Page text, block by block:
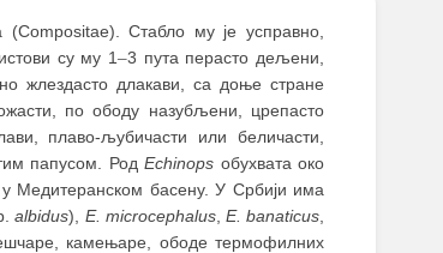
Стабло му је усправно,
су му 1–3 пута перасто дељени,
жлездасто длакави, са доње стране
по ободу назубљени, црепасто
плаво-љубичасти или беличасти,
папусом. РодEchinops обухвата око
Медитеранском басену. У Србији има
albidus), E. microcephalus, E. banaticus,
камењаре, ободе термофилних